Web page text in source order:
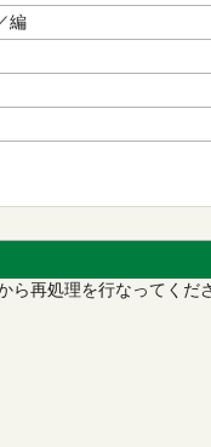
編
ら再処理を行なってくだ